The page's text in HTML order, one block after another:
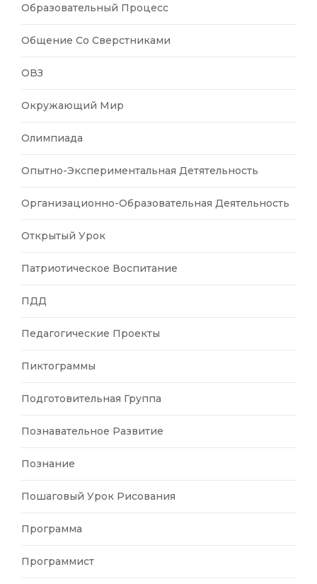
Образовательный Процесс
Общение Со Сверстниками
ОВЗ
Окружающий Мир
Олимпиада
Опытно-Экспериментальная Детятельность
Организационно-Образовательная Деятельность
Открытый Урок
Патриотическое Воспитание
ПДД
Педагогические Проекты
Пиктограммы
Подготовительная Группа
Познавательное Развитие
Познание
Пошаговый Урок Рисования
Программа
Программист